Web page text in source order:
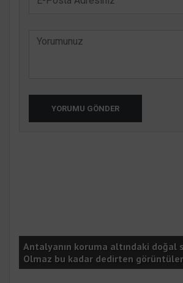
YORUMU GÖNDER
Antalyanın koruma altındaki doğal
Olmaz bu kadar dedirten görüntüler